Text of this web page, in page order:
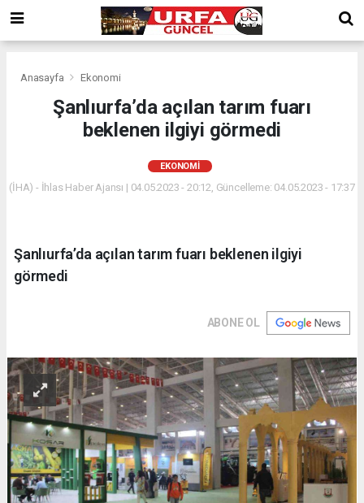
Anasayfa Ekonomi
Şanlıurfa’da açılan tarım fuarı
beklenen ilgiyi görmedi
EKONOMI
(İHA) - İhlas Haber Ajansı | 04.05.2023 - 20:12, Güncelleme: 04.05.2023 - 17:37
Şanlıurfa’da açılan tarım fuarı beklenen ilgiyi
görmedi
ABONE OL